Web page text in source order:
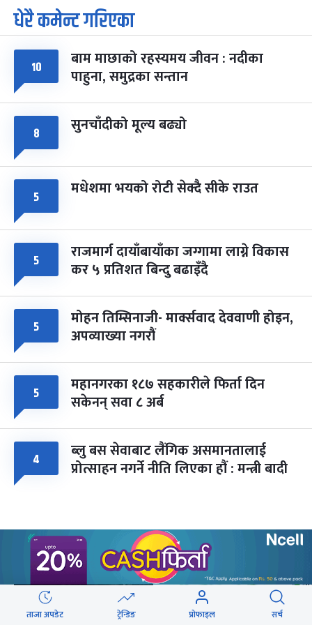
७
आइत
पूर्णिमा व्रत
चैत्र ७, २०८३-Mar 21, 2027
८ फागुपूर्णिमा
चैत्र ८, २०८३-Mar 22, 2027
७ महिना बाँकी
धेरै कमेन्ट गरिएका
१० बाम माछाको रहस्यमय जीवन : नदीका
पाहुना, समुद्रका सन्तान
८ सुनचाँदीको मूल्य बढ्यो
५ मधेशमा भयको रोटी सेक्दै सीके राउत
५ राजमार्ग दायाँबायाँका जग्गामा लाग्ने विकास
कर ५ प्रतिशत बिन्दु बढाइँदै
५ मोहन तिम्सिनाजी- मार्क्सवाद देववाणी होइन,
अपव्याख्या नगरौं
५ महानगरका १८७ सहकारीले फिर्ता दिन
सकेनन् सवा ८ अर्ब
४ ब्लु बस सेवाबाट लैंगिक असमानतालाई
प्रोत्साहन नगर्ने नीति लिएका हौं : मन्त्री बादी
वेबस्टोरिज
ताजा अपडेट ट्रेन्डिङ प्रोफाइल सर्च